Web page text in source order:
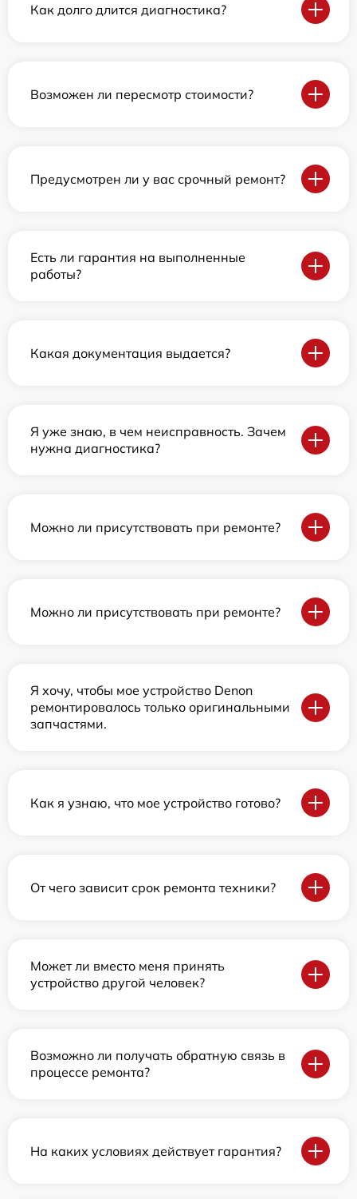
Как долго длится диагностика?
Возможен ли пересмотр стоимости?
Предусмотрен ли у вас срочный ремонт?
Есть ли гарантия на выполненные
работы?
Какая документация выдается?
Я уже знаю, в чем неисправность. Зачем
нужна диагностика?
Можно ли присутствовать при ремонте?
Можно ли присутствовать при ремонте?
Я хочу, чтобы мое устройство Denon
ремонтировалось только оригинальными
запчастями.
Как я узнаю, что мое устройство готово?
От чего зависит срок ремонта техники?
Может ли вместо меня принять
устройство другой человек?
Возможно ли получать обратную связь в
процессе ремонта?
На каких условиях действует гарантия?